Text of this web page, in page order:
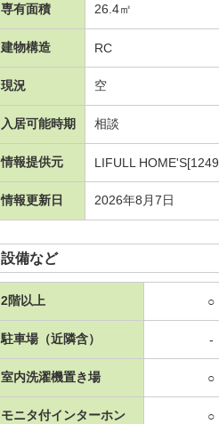
専有面積 26.4㎡
建物構造 RC
現況 空
入居可能時期 相談
情報提供元 LIFULL
情報更新日 2026年8月7日
設備など
2階以上 ○
駐車場（近隣含） -
室内洗濯機置き場 ○
モニタ付インターホン ○